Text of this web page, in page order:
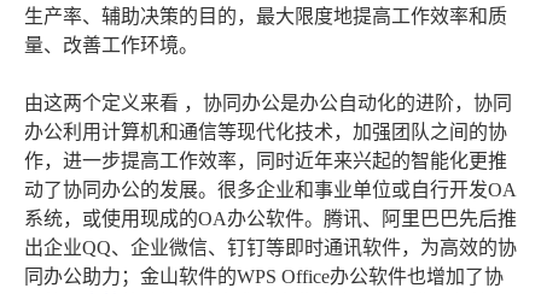
生产率、辅助决策的目的，最大限度地提高工作效率和质
量、改善工作环境。
由这两个定义来看 ，协同办公是办公自动化的进阶，协同
办公利用计算机和通信等现代化技术，加强团队之间的协
作，进一步提高工作效率，同时近年来兴起的智能化更推
动了协同办公的发展。很多企业和事业单位或自行开发OA
系统，或使用现成的OA办公软件。腾讯、阿里巴巴先后推
出企业QQ、企业微信、钉钉等即时通讯软件，为高效的协
同办公助力；金山软件的WPS Office办公软件也增加了协